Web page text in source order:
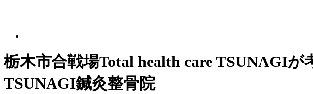
栃木市合戦場Total health care TSUNAGI
TSUNAGI鍼灸整骨院